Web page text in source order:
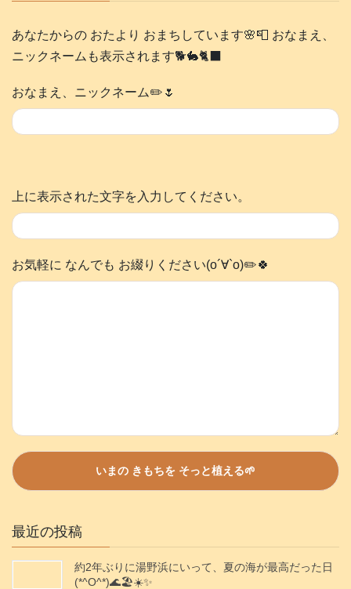
あなたからの おたより おまちしています🌸📮 おなまえ、
ニックネームも表示されます🐕️🐇🐈‍⬛
おなまえ、ニックネーム✏️🌷
上に表示された文字を入力してください。
お気軽に なんでも お綴りください(о´∀`о)✏️🍀
最近の投稿
約2年ぶりに湯野浜にいって、夏の海が最高だった日
(*^O^*)🌊🏖️☀️✨️